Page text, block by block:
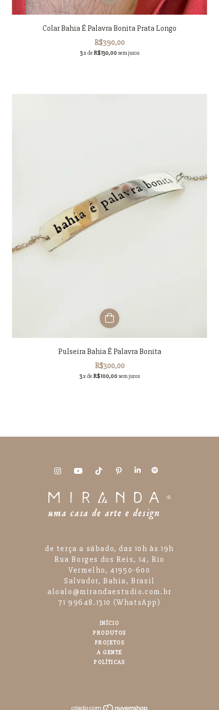
Colar Bahia É Palavra Bonita Prata Longo
R$390,00
3x de R$130,00 sem juros
Pulseira Bahia É Palavra Bonita
R$300,00
3x de R$100,00 sem juros
de terça a sábado, das 10h às 19h
Rua Borges dos Reis, 14, Rio
Vermelho, 41950-600
Salvador, Bahia, Brasil
aloalo@mirandaestudio.com.br
71 99648.1310 (WhatsApp)
INÍCIO
PRODUTOS
PROJETOS
A GENTE
POLÍTICAS